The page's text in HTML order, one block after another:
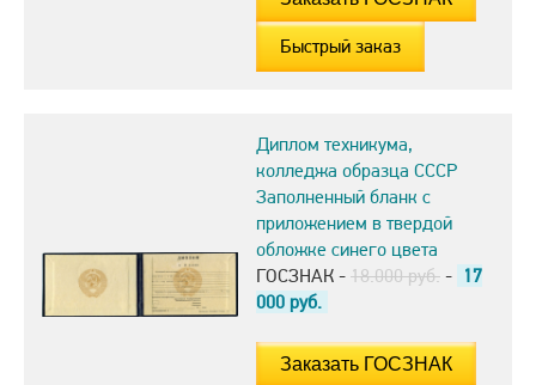
Быстрый заказ
Диплом техникума,
колледжа образца СССР
Заполненный бланк с
приложением в твердой
обложке синего цвета
ГОСЗНАК - 18.000 руб. - 17
000 руб.